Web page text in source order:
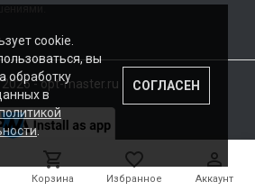
- opt-master.ru

Корзина

Избранное

Аккаунт
cookie.
вы
обработку
в
.
СОГЛАСЕН